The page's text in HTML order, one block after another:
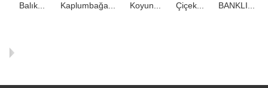
Balık... Kaplumbağa... Koyun... Çiçek... BANKLI...